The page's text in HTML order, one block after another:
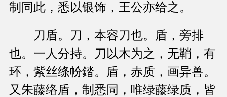
制同此，悉以银饰，王公亦给之。
刀盾。刀，本容刀也。盾，旁排
也。一人分持。刀以木为之，无鞘，有
环，紫丝绦帉錔。盾，赤质，画异兽。
又朱藤络盾，制悉同，唯绿藤绿质，皆